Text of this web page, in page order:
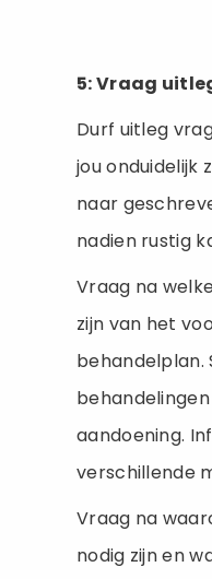
5: Vraag
Durf uitleg
jou onduidelijk
naar
nadien rustig
Vraag na
zijn van het
behandelplan.
aandoening.
verschillende
Vraag na
nodig zijn en